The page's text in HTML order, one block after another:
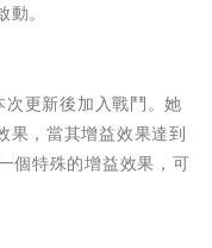
。
更新後加入戰鬥。她
果，當其增益效果達到
個特殊的增益效果，可